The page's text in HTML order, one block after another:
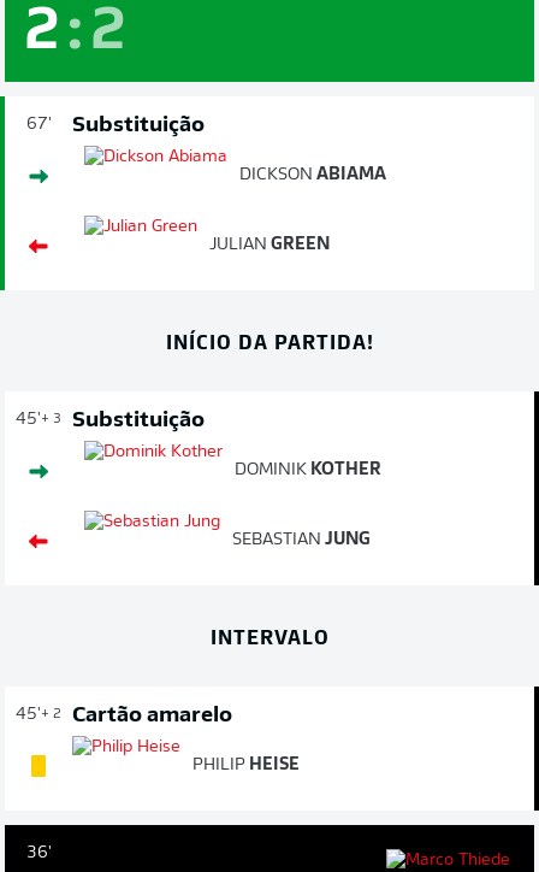
2: 2
67' Substituição
DICKSON ABIAMA
JULIAN GREEN
INÍCIO DA PARTIDA!
45'+ 3 Substituição
DOMINIK KOTHER
SEBASTIAN JUNG
INTERVALO
45'+ 2 Cartão amarelo
PHILIP HEISE
36'